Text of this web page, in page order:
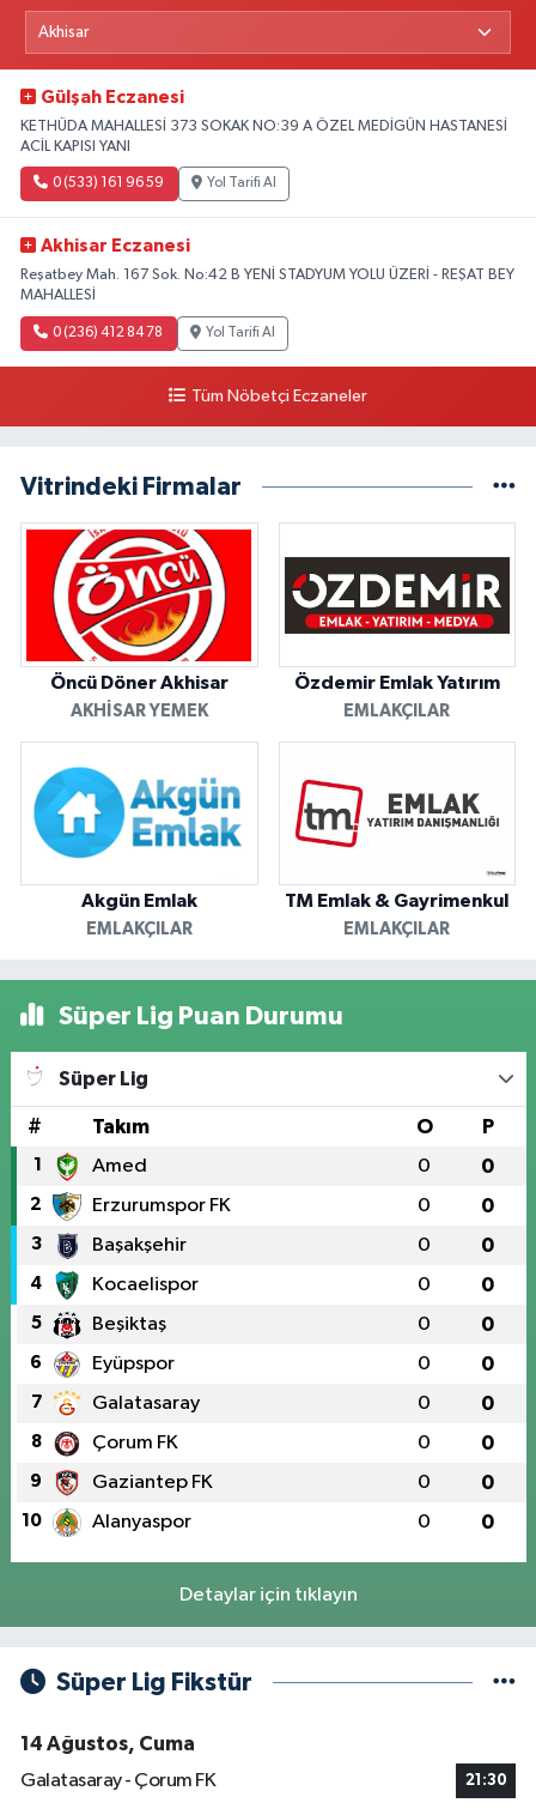
Gülşah Eczanesi
KETHÜDA MAHALLESİ 373 SOKAK NO:39 A ÖZEL MEDİGÜN HASTANESİ
ACİL KAPISI YANI
0 (533) 161 96 59 Yol Tarifi Al
Akhisar Eczanesi
Reşatbey Mah. 167 Sok. No:42 B YENİ STADYUM YOLU ÜZERİ - REŞAT BEY
MAHALLESİ
0 (236) 412 84 78 Yol Tarifi Al
Tüm Nöbetçi Eczaneler
Vitrindeki Firmalar
Öncü Döner Akhisar
AKHISAR YEMEK
Özdemir Emlak Yatırım
EMLAKÇILAR
Akgün Emlak
EMLAKÇILAR
TM Emlak & Gayrimenkul
EMLAKÇILAR
Süper Lig Puan Durumu
Süper Lig
# Takım O P
1 Amed 0 0
2 Erzurumspor FK 0 0
3 Başakşehir 0 0
4 Kocaelispor 0 0
5 Beşiktaş 0 0
6 Eyüpspor 0 0
7 Galatasaray 0 0
8 Çorum FK 0 0
9 Gaziantep FK 0 0
10 Alanyaspor 0 0
Detaylar için tıklayın
Süper Lig Fikstür
14 Ağustos, Cuma
Galatasaray - Çorum FK
21:30